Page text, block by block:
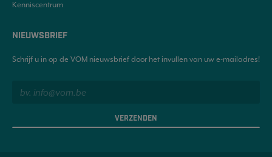
Kenniscentrum
NIEUWSBRIEF
Schrijf u in op de VOM nieuwsbrief door het invullen van uw e-mailadres!
VERZENDEN